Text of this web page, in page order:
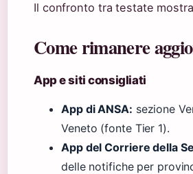
Il confronto tra testate
Come rimanere
App e siti consigliati
App di ANSA: sezione
Veneto (fonte Tier 1).
App del Corriere della
delle notifiche per